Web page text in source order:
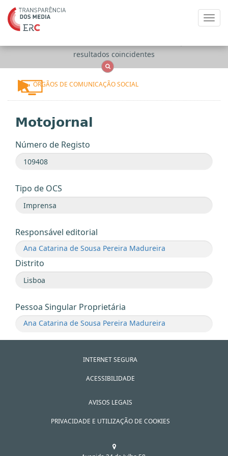
resultados coincidentes
ÓRGÃOS DE COMUNICAÇÃO SOCIAL
Motojornal
Número de Registo
Tipo de OCS
Responsável editorial
Ana Catarina de Sousa Pereira Madureira
Distrito
Pessoa Singular Proprietária
Ana Catarina de Sousa Pereira Madureira
INTERNET SEGURA
ACESSIBILIDADE
AVISOS LEGAIS
PRIVACIDADE E UTILIZAÇÃO DE COOKIES